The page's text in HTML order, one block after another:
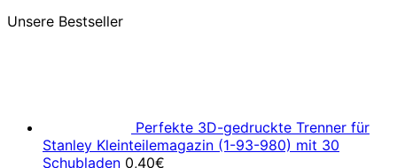
Unsere Bestseller
Perfekte 3D-gedruckte Trenner für
Stanley Kleinteilemagazin (1-93-980) mit 30
Schubladen 0,40€